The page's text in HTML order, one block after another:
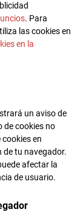
. Para
las cookies en
en la
un aviso de
de cookies no
en
tu navegador.
afectar la
de usuario.